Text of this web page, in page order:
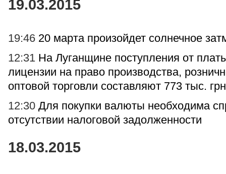
19.03.2015
19:46 20 марта произойдет солнечное
12:31 На Луганщине поступления от
лицензии на право производства,
оптовой торговли составляют 773 тыс.
12:30 Для покупки валюты необходима
отсутствии налоговой задолженности
18.03.2015